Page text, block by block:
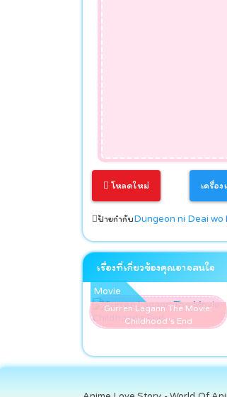
โหลดใหม่ เครื่อง
ป้ายกำกับDungeon ni Deai
เรื่องที่เกี่ยวข้องคุณอาจสนใจ
Gurren Lagann The Movie:
Childhood's End
Movie